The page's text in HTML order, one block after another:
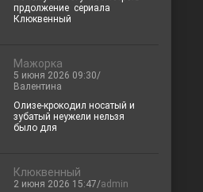
прдолжение сериала
Клюквенный
Мажорка
5 июня 2026 09:30/
Валентина
Олизе-крокодил носатый и
зубатый неужели нельзя
было для
Клюквенный
2 июня 2026 15:47/admin